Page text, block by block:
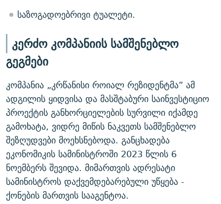
საზოგადოებრივი ტუალეტი.
კერძო კომპანიის სამშენებლო
გეგმები
კომპანია „კრწანისი როიალ რეზიდენტმა” ამ
ადგილის ყიდვისა და მასშტაბური საინვესტიციო
პროექტის განხორციელების სურვილი იქამდე
გამოხატა, ვიდრე მიწის ნაკვეთს სამშენებლო
შეზღუდვები მოეხსნებოდა. განცხადება
ეკონომიკის სამინისტროში 2023 წლის 6
ნოემბერს შევიდა. მიმართვის ადრესატი
სამინისტროს დაქვემდებარებული უწყება -
ქონების მართვის სააგენტოა.